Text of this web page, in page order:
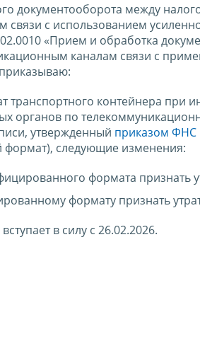
документооборота между
с использованием
«Прием и обработка
каналам связи с
транспортного контейнера при
органов по
утвержденный приказом ФНС
следующие изменения:
формата признать
формату признать
в силу с 26.02.2026.